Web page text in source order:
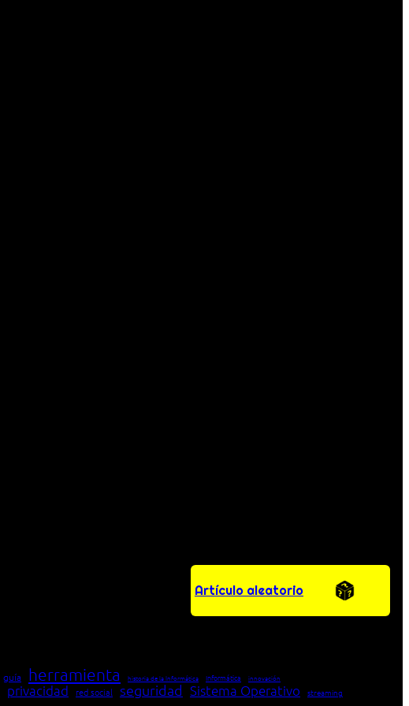
Artículo aleatorio
guía herramienta historia de la Informática Informática innovación
privacidad red social seguridad Sistema Operativo streaming